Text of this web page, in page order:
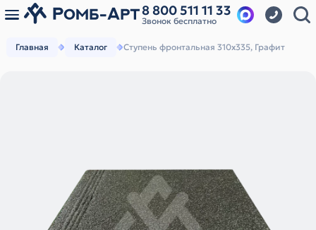
8 800 511 11 33
Звонок бесплатно
Главная Каталог Ступень фронтальная 310х335, Графит